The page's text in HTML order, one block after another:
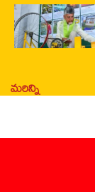
మరిన్ని